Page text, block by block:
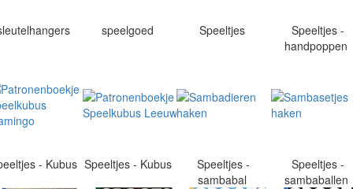
speelgoed Speeltjes
Speeltjes -
handpoppen
- Kubus Speeltjes - Kubus
Speeltjes -
sambabal
Speeltjes -
sambaballen